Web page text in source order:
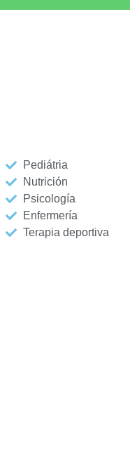
Pediátria
Nutrición
Psicología
Enfermería
Terapia deportiva